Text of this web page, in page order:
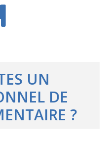
UN
DE
?